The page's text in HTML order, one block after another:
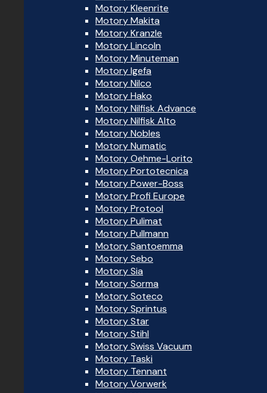
Motory Kleenrite
Motory Makita
Motory Kranzle
Motory Lincoln
Motory Minuteman
Motory Igefa
Motory Nilco
Motory Hako
Motory Nilfisk Advance
Motory Nilfisk Alto
Motory Nobles
Motory Numatic
Motory Oehme-Lorito
Motory Portotecnica
Motory Power-Boss
Motory Profi Europe
Motory Protool
Motory Pulimat
Motory Pullmann
Motory Santoemma
Motory Sebo
Motory Sia
Motory Sorma
Motory Soteco
Motory Sprintus
Motory Star
Motory Stihl
Motory Swiss Vacuum
Motory Taski
Motory Tennant
Motory Vorwerk